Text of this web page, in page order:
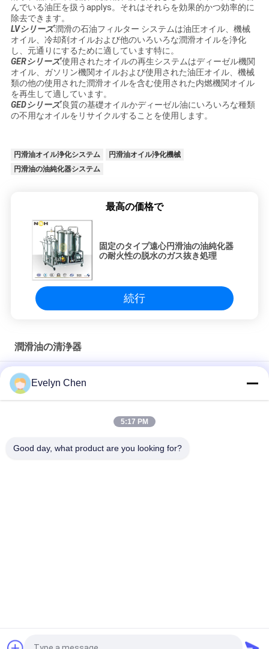
んでいる油圧を扱うapplys。それはそれらを効果的かつ効率的に
除去できます。
LVシリーズ:潤滑の石油フィルター システムは油圧オイル、機械
オイル、冷却剤オイルおよび他のいろいろな潤滑オイルを浄化
し、元通りにするために適しています特に。
GERシリーズ:使用されたオイルの再生システムはディーゼル機関
オイル、ガソリン機関オイルおよび使用された油圧オイル、機械
類の他の使用された潤滑オイルを含む使用された内燃機関オイル
を再生して適しています。
GEDシリーズ:良質の基礎オイルかディーゼル油にいろいろな種類
の不用なオイルをリサイクルすることを使用します。
円滑油オイル浄化システム
円滑油オイル浄化機械
円滑油の油純化器システム
最高の価格で
固定のタイプ遠心円滑油の油純化器
の耐火性の脱水のガス抜き処理
続行
潤滑油の清浄器
LV-Pの真空の脱水の潤滑油フィルター600L/H 15kw暖房
ステンレス鋼の構造50Hzが付いている軽量の潤滑油の清浄器
EHオイル&フォスファートエステルオイル処理のための耐火オ
Evelyn Chen
5:17 PM
Good day, what product are you looking for?